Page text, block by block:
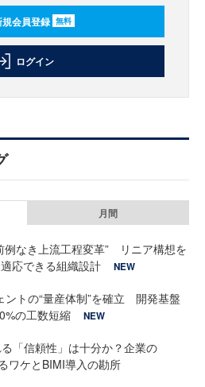
規会員登録 無料
ログイン
月間
例なき上流工程変革” リニア構想を
応できる組織設計
NEW
ントの“量産体制”を確立 開発基盤
の工数短縮
NEW
「信頼性」は十分か？企業の
ワケとBIMI導入の勘所